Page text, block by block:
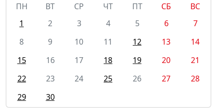
ПН
ВТ СР ЧТ ПТ СБ
ВС
1
2 3 4 5 6
7
8
9 10 11 12 13
14
15
16 17 18 19 20
21
22
23 24 25 26 27
28
29
30